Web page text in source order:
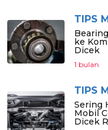
TIPS
ke
Dicek
1 bulan
TIPS
Sering
Mobil
Dicek